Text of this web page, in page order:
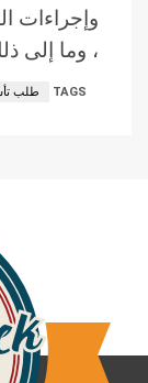
وإجراءات
، وما إلى
TAGS طلب